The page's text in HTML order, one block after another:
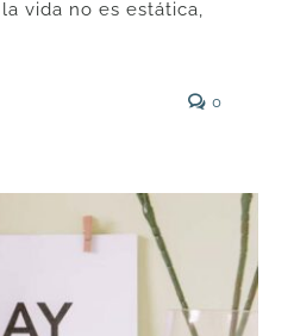
vida no es estática,
0